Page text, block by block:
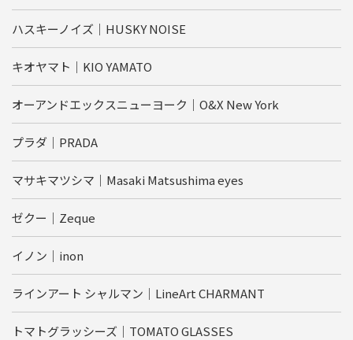
ハスキーノイズ｜HUSKY NOISE
キオヤマト｜KIO YAMATO
オーアンドエックスニューヨーク｜O&X New York
プラダ｜PRADA
マサキマツシマ｜Masaki Matsushima eyes
ゼクー｜Zeque
イノン｜inon
ラインアート シャルマン｜LineArt CHARMANT
トマトグラッシーズ｜TOMATO GLASSES